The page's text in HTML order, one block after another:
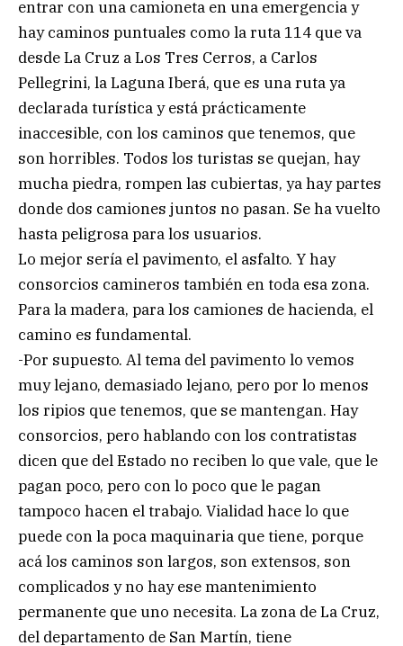
entrar con una camioneta en una emergencia y
hay caminos puntuales como la ruta 114 que va
desde La Cruz a Los Tres Cerros, a Carlos
Pellegrini, la Laguna Iberá, que es una ruta ya
declarada turística y está prácticamente
inaccesible, con los caminos que tenemos, que
son horribles. Todos los turistas se quejan, hay
mucha piedra, rompen las cubiertas, ya hay partes
donde dos camiones juntos no pasan. Se ha vuelto
hasta peligrosa para los usuarios.
Lo mejor sería el pavimento, el asfalto. Y hay
consorcios camineros también en toda esa zona.
Para la madera, para los camiones de hacienda, el
camino es fundamental.
-Por supuesto. Al tema del pavimento lo vemos
muy lejano, demasiado lejano, pero por lo menos
los ripios que tenemos, que se mantengan. Hay
consorcios, pero hablando con los contratistas
dicen que del Estado no reciben lo que vale, que le
pagan poco, pero con lo poco que le pagan
tampoco hacen el trabajo. Vialidad hace lo que
puede con la poca maquinaria que tiene, porque
acá los caminos son largos, son extensos, son
complicados y no hay ese mantenimiento
permanente que uno necesita. La zona de La Cruz,
del departamento de San Martín, tiene